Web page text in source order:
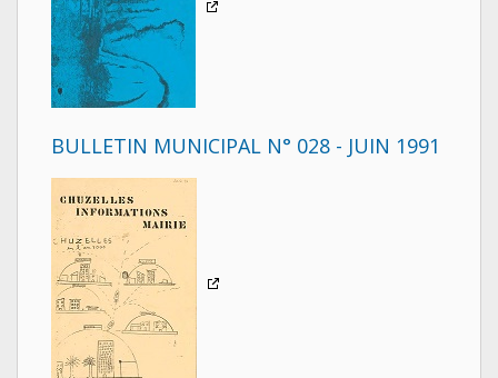
BULLETIN MUNICIPAL N° 028 - JUIN 1991